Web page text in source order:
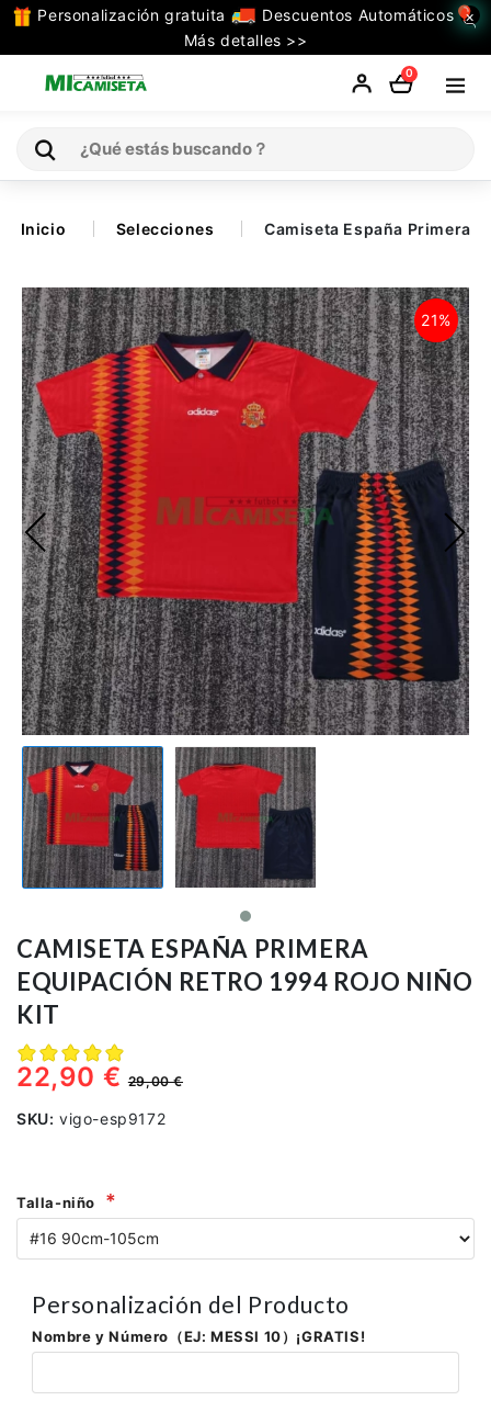
Personalización gratuita
Descuentos Automáticos
Más detalles >>
×
0
TODAS
LAS
CATEGORIAS
Retro
La Liga
Ligue 1
Serie A
Premier League
Bundesliga
Otras Ligas
Niño
Ropa de Entrenamiento
Jugadores
Inicio Selecciones Camiseta España Primera
21%
CAMISETA ESPAÑA PRIMERA
EQUIPACIÓN RETRO 1994 ROJO NIÑO
KIT
22,90 €29,00 €
SKU: vigo-esp9172
Talla-niño
Personalización del Producto
Nombre y Número（EJ: MESSI 10）¡GRATIS!